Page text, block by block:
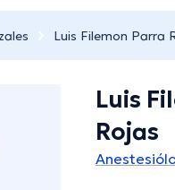
Luis Filemon Parra
Luis
Rojas